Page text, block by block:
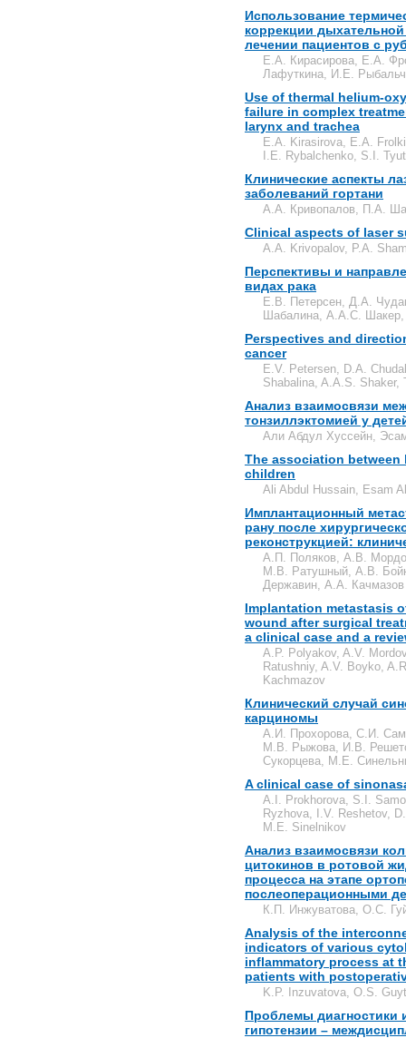
Использование
коррекции
лечении пациентов с
Е.А. Кирасирова, Е.А.
Лафуткина, И.Е.
Use of thermal helium-
failure in complex
larynx and trachea
E.A. Kirasirova, E.A.
I.E. Rybalchenko, S.I.
Клинические аспекты
заболеваний гортани
А.А. Кривопалов, П.А.
Clinical aspects of laser
A.A. Krivopalov, P.A.
Перспективы и
видах рака
Е.В. Петерсен, Д.А.
Шабалина, A.A.С.
Perspectives and
cancer
E.V. Petersen, D.A.
Shabalina, A.A.S. Shaker,
Анализ взаимосвязи
тонзиллэктомией у
Али Абдул Хуссейн,
The association
children
Ali Abdul Hussain, Esam
Имплантационный
рану после
реконструкцией:
А.П. Поляков, А.В.
М.В. Ратушный, А.В.
Державин, А.А. Качмазов
Implantation metastasis
wound after surgical
a clinical case and a
A.P. Polyakov, A.V.
Ratushniy, A.V. Boyko,
Kachmazov
Клинический случай
карциномы
А.И. Прохорова, С.И.
М.В. Рыжова, И.В.
Сукорцева, М.Е.
A clinical case of
A.I. Prokhorova, S.I.
Ryzhova, I.V. Reshetov,
M.E. Sinelnikov
Анализ взаимосвязи
цитокинов в ротовой
процесса на этапе
послеоперационными
К.П. Инжуватова, О.С.
Analysis of the
indicators of various
inflammatory process at
patients with
K.P. Inzuvatova, O.S.
Проблемы диагностики
гипотензии –